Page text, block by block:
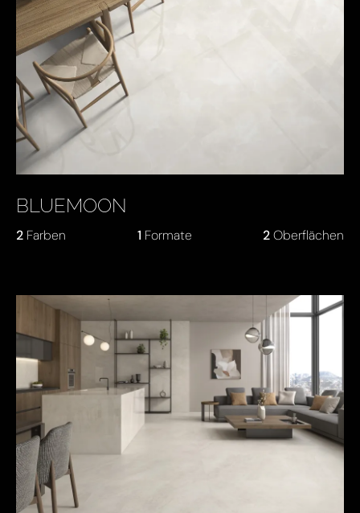
BLUEMOON
2 Farben 1 Formate 2Oberflächen